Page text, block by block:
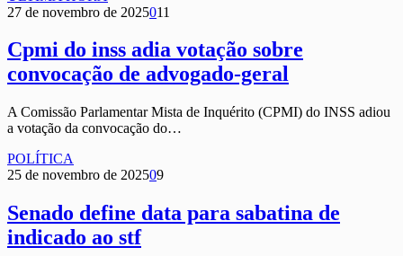
27 de novembro de 2025011
Cpmi do inss adia votação sobre
convocação de advogado-geral
A Comissão Parlamentar Mista de Inquérito (CPMI) do INSS adiou
a votação da convocação do…
POLÍTICA
25 de novembro de 202509
Senado define data para sabatina de
indicado ao stf